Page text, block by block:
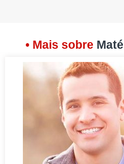
• Mais sobre